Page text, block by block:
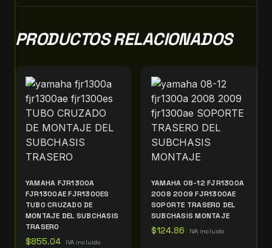
PRODUCTOS RELACIONADOS
YAMAHA FJR1300A
FJR1300AE FJR1300ES
TUBO CRUZADO DE
MONTAJE DEL SUBCHASIS
TRASERO
$855.04 IVA incluido
YAMAHA 08-12 FJR1300A
2008 2009 FJR1300AE
SOPORTE TRASERO DEL
SUBCHASIS MONTAJE
$124.86 IVA incluido